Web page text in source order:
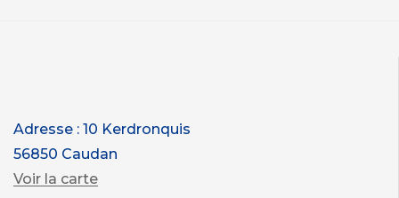
Adresse : 10 Kerdronquis
56850 Caudan
Voir la carte